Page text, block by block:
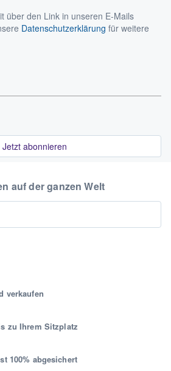
über den Link in unseren E-Mails
Datenschutzerklärung für weitere
Jetzt abonnieren
verkaufen
zu Ihrem Sitzplatz
100% abgesichert
auf der ganzen Welt